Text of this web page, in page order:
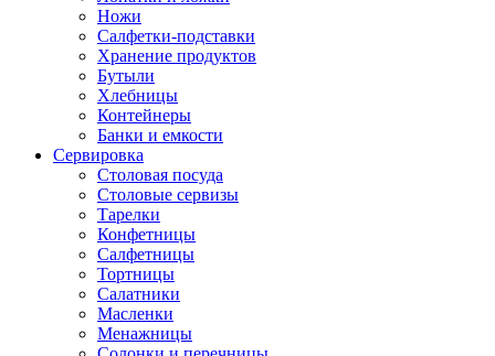
Ножи
Салфетки-подставки
Хранение продуктов
Бутыли
Хлебницы
Контейнеры
Банки и емкости
Сервировка
Столовая посуда
Столовые сервизы
Тарелки
Конфетницы
Салфетницы
Тортницы
Салатники
Масленки
Менажницы